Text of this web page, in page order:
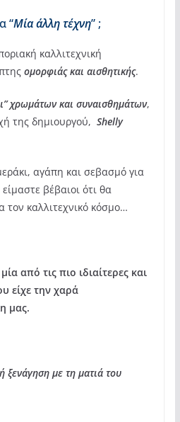
“Μία άλλη τέχνη” ;
καλλιτεχνική
ομορφιάς και αισθητικής.
χρωμάτων και συναισθημάτων,
της δημιουργού, Shelly
αγάπη και σεβασμό για
βέβαιοι ότι θα
τον καλλιτεχνικό κόσμο…
από τις πιο ιδιαίτερες και
είχε την χαρά
μας.
ξενάγηση με τη ματιά του